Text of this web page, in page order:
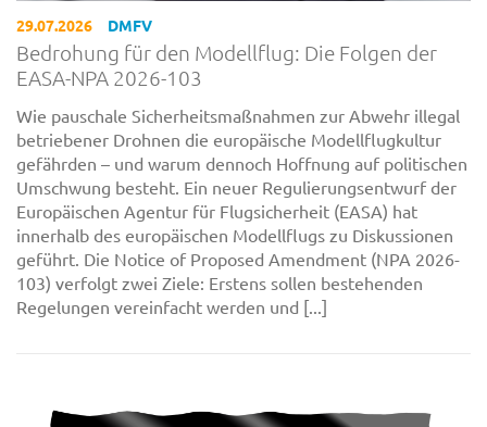
29.07.2026 DMFV
Bedrohung für den Modellflug: Die Folgen der
EASA-NPA 2026-103
Wie pauschale Sicherheitsmaßnahmen zur Abwehr illegal
betriebener Drohnen die europäische Modellflugkultur
gefährden – und warum dennoch Hoffnung auf politischen
Umschwung besteht. Ein neuer Regulierungsentwurf der
Europäischen Agentur für Flugsicherheit (EASA) hat
innerhalb des europäischen Modellflugs zu Diskussionen
geführt. Die Notice of Proposed Amendment (NPA 2026-
103) verfolgt zwei Ziele: Erstens sollen bestehenden
Regelungen vereinfacht werden und [...]